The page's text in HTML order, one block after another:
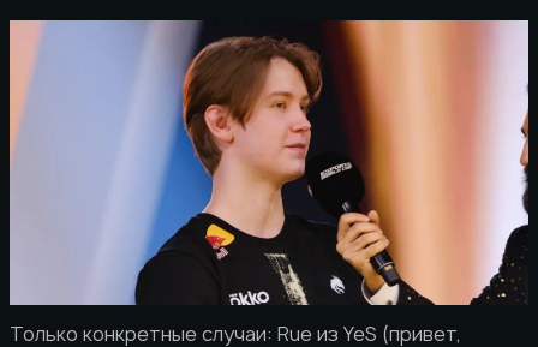
Только конкретные случаи: Rue из YeS (привет,